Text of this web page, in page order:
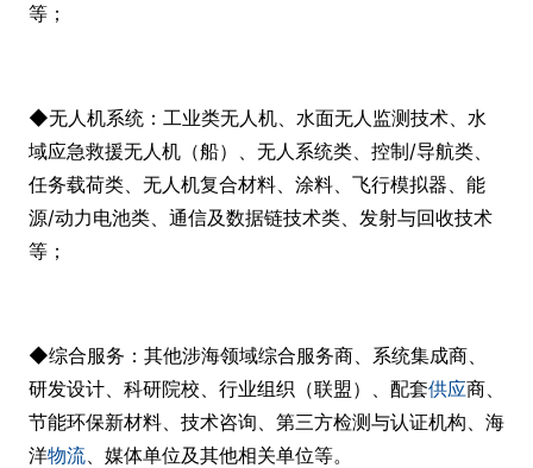
等；
◆无人机系统：工业类无人机、水面无人监测技术、水
域应急救援无人机（船）、无人系统类、控制/导航类、
任务载荷类、无人机复合材料、涂料、飞行模拟器、能
源/动力电池类、通信及数据链技术类、发射与回收技术
等；
◆综合服务：其他涉海领域综合服务商、系统集成商、
研发设计、科研院校、行业组织（联盟）、配套供应商、
节能环保新材料、技术咨询、第三方检测与认证机构、海
洋物流、媒体单位及其他相关单位等。